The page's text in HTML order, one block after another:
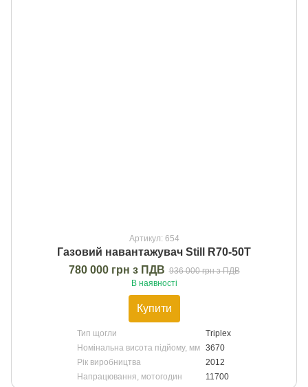
Артикул: 654
Газовий навантажувач Still R70-50T
780 000 грн з ПДВ 936 000 грн з ПДВ
В наявності
Купити
Тип щогли
Triplex
Номінальна висота підйому, мм 3670
Рік виробництва
2012
Напрацювання, мотогодин
11700